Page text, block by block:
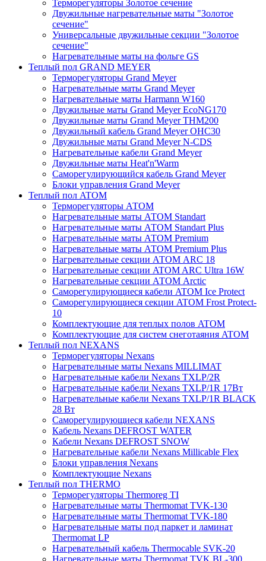
Терморегуляторы Золотое сечение
Двужильные нагревательные маты "Золотое
сечение"
Универсальные двужильные секции "Золотое
сечение"
Нагревательные маты на фольге GS
Теплый пол GRAND MEYER
Терморегуляторы Grand Meyer
Нагревательные маты Grand Meyer
Нагревательные маты Harmann W160
Двужильные маты Grand Meyer EcoNG170
Двужильные маты Grand Meyer THM200
Двужильный кабель Grand Meyer OHC30
Двужильные маты Grand Meyer N-CDS
Нагревательные кабели Grand Meyer
Двужильные маты Heat'n'Warm
Саморегулирующийся кабель Grand Meyer
Блоки управления Grand Meyer
Теплый пол ATOM
Терморегуляторы АТОМ
Нагревательные маты АТОМ Standart
Нагревательные маты АТОМ Standart Plus
Нагревательные маты АТОМ Premium
Нагревательные маты АТОМ Premium Plus
Нагревательные секции АТОМ ARC 18
Нагревательные секции ATOM ARC Ultra 16W
Нагревательные секции АТОМ Arctic
Саморегулирующиеся кабели ATOM Ice Protect
Саморегулирующиеся секции ATOM Frost Protect-
10
Комплектующие для теплых полов ATOM
Комплектующие для систем снеготаяния ATOM
Теплый пол NEXANS
Терморегуляторы Nexans
Нагревательные маты Nexans MILLIMAT
Нагревательные кабели Nexans TXLP/2R
Нагревательные кабели Nexans TXLP/1R 17Вт
Нагревательные кабели Nexans TXLP/1R BLACK
28 Вт
Саморегулирующиеся кабели NEXANS
Кабель Nexans DEFROST WATER
Кабели Nexans DEFROST SNOW
Нагревательные кабели Nexans Millicable Flex
Блоки управления Nexans
Комплектующие Nexans
Теплый пол THERMO
Терморегуляторы Thermoreg TI
Нагревательные маты Thermomat TVK-130
Нагревательные маты Thermomat TVK-180
Нагревательные маты под паркет и ламинат
Thermomat LP
Нагревательный кабель Thermocable SVK-20
Нагревательные маты Thermomat TVK BL-300